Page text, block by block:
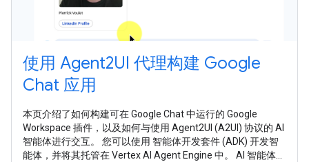
使用 Agent2UI 代理构建 Google
Chat 应用
本页介绍了如何构建可在 Google Chat 中运行的 Google
Workspace 插件，以及如何与使用 Agent2UI (A2UI) 协议的 AI
智能体进行交互。 您可以使用 智能体开发套件 (ADK) 开发智
能体，并将其托管在 Vertex AI Agent Engine 中。 AI 智能体能